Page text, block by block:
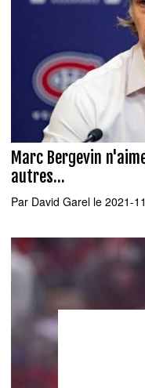
Marc Bergevin
autres...
Par David Garel le 2021-